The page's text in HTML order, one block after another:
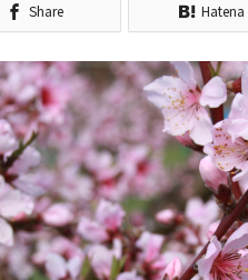
Share Hatena